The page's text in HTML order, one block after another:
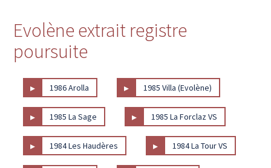
Evolène extrait registre
poursuite
▸ 1986 Arolla ▸ 1985 Villa (Evolène)
▸ 1985 La Sage ▸ 1985 La Forclaz VS
▸ 1984 Les Haudères ▸ 1984 La Tour VS